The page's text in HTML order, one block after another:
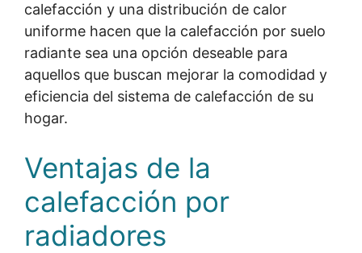
calefacción y una distribución de calor
uniforme hacen que la calefacción por suelo
radiante sea una opción deseable para
aquellos que buscan mejorar la comodidad y
eficiencia del sistema de calefacción de su
hogar.
Ventajas de la
calefacción por
radiadores